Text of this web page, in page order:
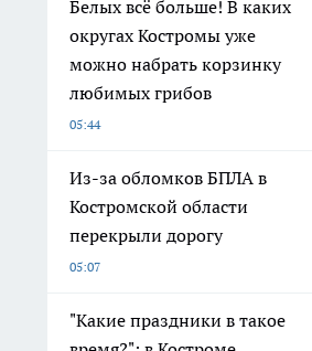
Белых всё больше! В каких
округах Костромы уже
можно набрать корзинку
любимых грибов
05:44
Из-за обломков БПЛА в
Костромской области
перекрыли дорогу
05:07
"Какие праздники в такое